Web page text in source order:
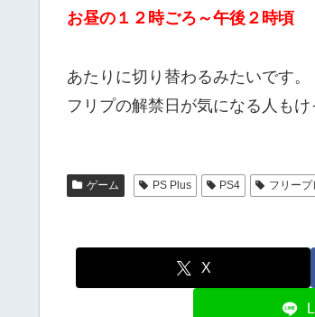
お昼の１２時ごろ～午後２時頃
あたりに切り替わるみたいです。
フリプの解禁日が気になる人も
ゲーム PS Plus PS4 フリープ
X